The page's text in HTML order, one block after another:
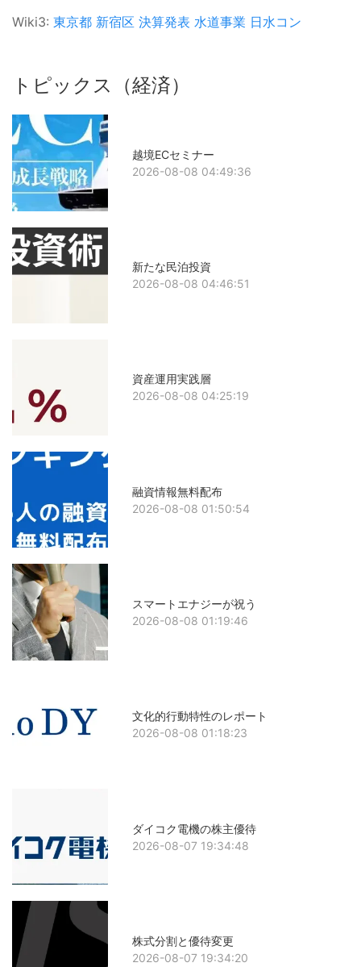
Wiki3: 東京都 新宿区 決算発表 水道事業 日水コン
トピックス（経済）
越境ECセミナー
2026-08-08 04:49:36
新たな民泊投資
2026-08-08 04:46:51
資産運用実践層
2026-08-08 04:25:19
融資情報無料配布
2026-08-08 01:50:54
スマートエナジーが祝う
2026-08-08 01:19:46
文化的行動特性のレポート
2026-08-08 01:18:23
ダイコク電機の株主優待
2026-08-07 19:34:48
株式分割と優待変更
2026-08-07 19:34:20